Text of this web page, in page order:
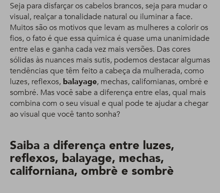
Seja para disfarçar os cabelos brancos, seja para mudar o
visual, realçar a tonalidade natural ou iluminar a face.
Muitos são os motivos que levam as mulheres a colorir os
fios, o fato é que essa química é quase uma unanimidade
entre elas e ganha cada vez mais versões. Das cores
sólidas às nuances mais sutis, podemos destacar algumas
tendências que têm feito a cabeça da mulherada, como
luzes, reflexos, balayage, mechas, californianas, ombré e
sombré. Mas você sabe a diferença entre elas, qual mais
combina com o seu visual e qual pode te ajudar a chegar
ao visual que você tanto sonha?
Saiba a diferença entre luzes,
reflexos, balayage, mechas,
californiana, ombrè e sombrè